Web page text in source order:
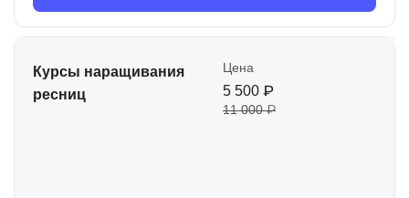
Курсы наращивания
ресниц
Цена
5 500 ₽
11 000 ₽